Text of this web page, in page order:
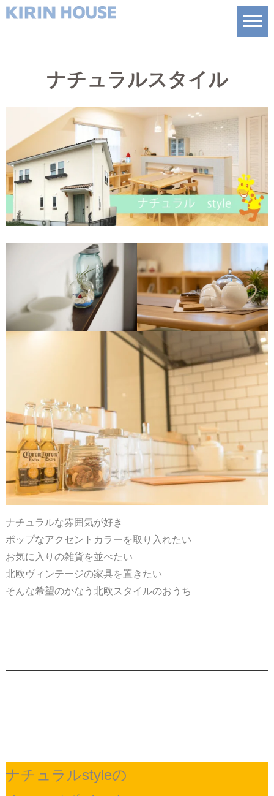
ナチュラルスタイル
ナチュラルな雰囲気が好き
ポップなアクセントカラーを取り入れたい
お気に入りの雑貨を並べたい
北欧ヴィンテージの家具を置きたい
そんな希望のかなう北欧スタイルのおうち
ナチュラルstyleの